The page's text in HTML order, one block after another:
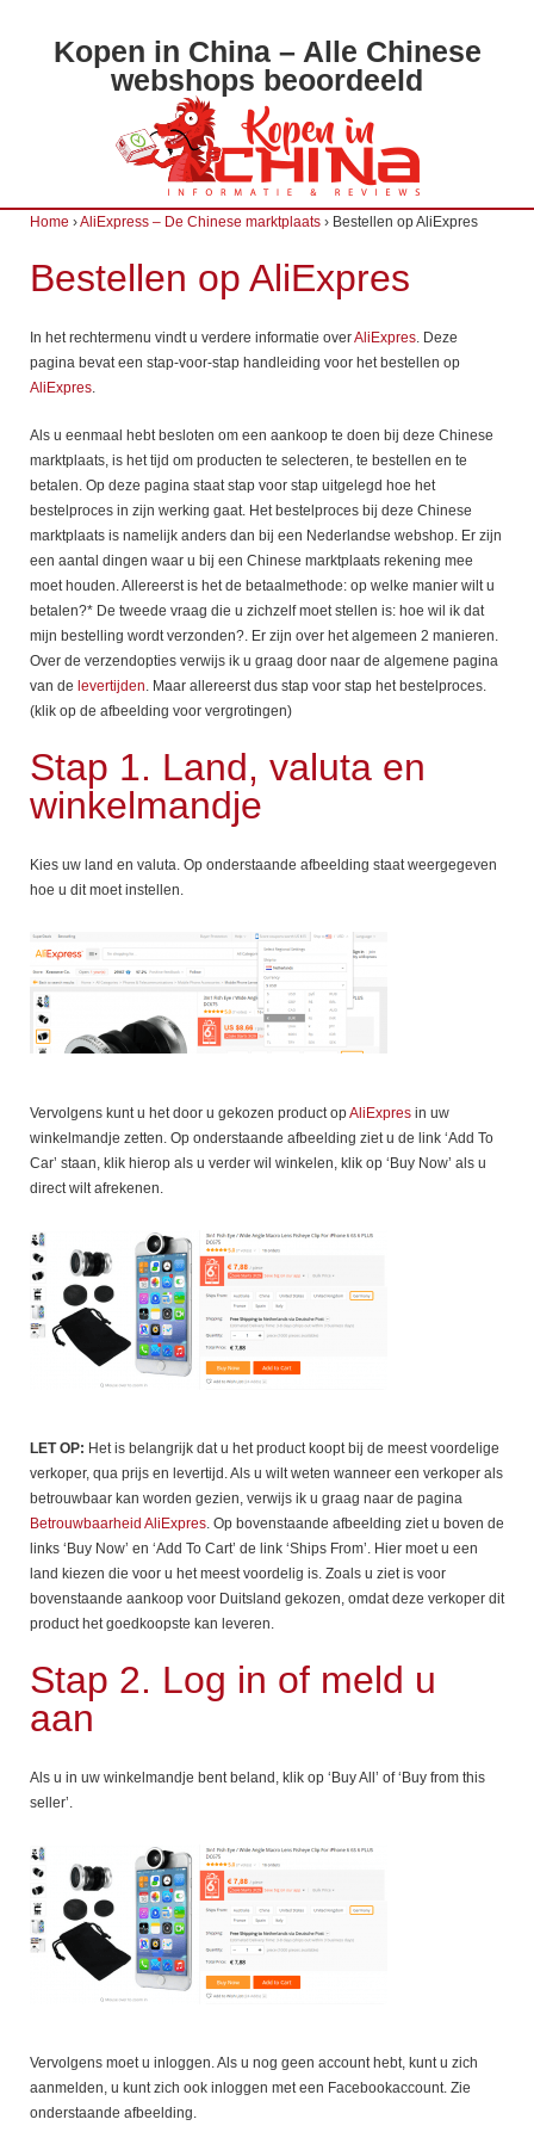
Kopen in China – Alle Chinese
webshops beoordeeld
Home ›AliExpress – De Chinese marktplaats › Bestellen op AliExpres
Bestellen op AliExpres
In het rechtermenu vindt u verdere informatie overAliExpres. Deze
pagina bevat een stap-voor-stap handleiding voor het bestellen op
AliExpres.
Als u eenmaal hebt besloten om een aankoop te doen bij deze Chinese
marktplaats, is het tijd om producten te selecteren, te bestellen en te
betalen. Op deze pagina staat stap voor stap uitgelegd hoe het
bestelproces in zijn werking gaat. Het bestelproces bij deze Chinese
marktplaats is namelijk anders dan bij een Nederlandse webshop. Er zijn
een aantal dingen waar u bij een Chinese marktplaats rekening mee
moet houden. Allereerst is het de betaalmethode: op welke manier wilt u
betalen?* De tweede vraag die u zichzelf moet stellen is: hoe wil ik dat
mijn bestelling wordt verzonden?. Er zijn over het algemeen 2 manieren.
Over de verzendopties verwijs ik u graag door naar de algemene pagina
van de levertijden. Maar allereerst dus stap voor stap het bestelproces.
(klik op de afbeelding voor vergrotingen)
Stap 1. Land, valuta en
winkelmandje
Kies uw land en valuta. Op onderstaande afbeelding staat weergegeven
hoe u dit moet instellen.
Vervolgens kunt u het door u gekozen product opAliExpres in uw
winkelmandje zetten. Op onderstaande afbeelding ziet u de link ‘Add To
Car’ staan, klik hierop als u verder wil winkelen, klik op ‘Buy Now’ als u
direct wilt afrekenen.
LET OP: Het is belangrijk dat u het product koopt bij de meest voordelige
verkoper, qua prijs en levertijd. Als u wilt weten wanneer een verkoper als
betrouwbaar kan worden gezien, verwijs ik u graag naar de pagina
Betrouwbaarheid AliExpres. Op bovenstaande afbeelding ziet u boven de
links ‘Buy Now’ en ‘Add To Cart’ de link ‘Ships From’. Hier moet u een
land kiezen die voor u het meest voordelig is. Zoals u ziet is voor
bovenstaande aankoop voor Duitsland gekozen, omdat deze verkoper dit
product het goedkoopste kan leveren.
Stap 2. Log in of meld u
aan
Als u in uw winkelmandje bent beland, klik op ‘Buy All’ of ‘Buy from this
seller’.
Vervolgens moet u inloggen. Als u nog geen account hebt, kunt u zich
aanmelden, u kunt zich ook inloggen met een Facebookaccount. Zie
onderstaande afbeelding.